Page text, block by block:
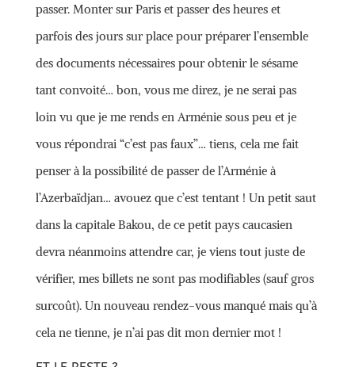
passer. Monter sur Paris et passer des heures et
parfois des jours sur place pour préparer l’ensemble
des documents nécessaires pour obtenir le sésame
tant convoité… bon, vous me direz, je ne serai pas
loin vu que je me rends en Arménie sous peu et je
vous répondrai “c’est pas faux”… tiens, cela me fait
penser à la possibilité de passer de l’Arménie à
l’Azerbaïdjan… avouez que c’est tentant ! Un petit saut
dans la capitale Bakou, de ce petit pays caucasien
devra néanmoins attendre car, je viens tout juste de
vérifier, mes billets ne sont pas modifiables (sauf gros
surcoût). Un nouveau rendez-vous manqué mais qu’à
cela ne tienne, je n’ai pas dit mon dernier mot !